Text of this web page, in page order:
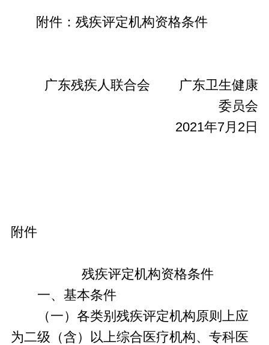
附件：残疾评定机构资格条件
广东残疾人联合会 广东卫生健康
委员会
2021年7月2日
附件
残疾评定机构资格条件
一、基本条件
（一）各类别残疾评定机构原则上应
为二级（含）以上综合医疗机构、专科医